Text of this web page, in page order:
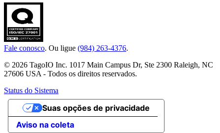
Fale conosco. Ou ligue (984) 263-4376.
© 2026 TagoIO Inc. 1017 Main Campus Dr, Ste 2300 Raleigh, NC
27606 USA - Todos os direitos reservados.
Status do Sistema
Aviso na coleta
Suas opções de privacidade